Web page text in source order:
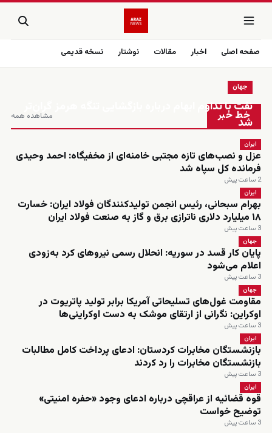
صفحه اصلی اخبار مقالات نوشتار نسخه قدیمی
زنده
خط خبر مشاهده همه
جهان
نفت با تداوم ابهام درباره بازگشایی تنگه هرمز گران‌تر
شد
ایران
عزل و نصب‌های تازه مجتبی خامنه‌ای از مخفیگاه: احمد وحیدی
فرمانده کل سپاه شد
2 ساعت پیش
ایران
بهرام سبحانی، رئیس انجمن تولیدکنندگان فولاد ایران: خسارت
۱۸ میلیارد دلاری ناترازی برق و گاز به صنعت فولاد ایران
3 ساعت پیش
جهان
پایان کار قسد در سوریه: انحلال رسمی نیروهای کرد به‌زودی
اعلام می‌شود
3 ساعت پیش
جهان
مقاومت غول‌های تسلیحاتی آمریکا برابر تولید پاتریوت در
اوکراین: نگرانی از ارتقای موشک به دست اوکراینی‌ها
3 ساعت پیش
ایران
بازنشستگان مخابرات کردستان: ادعای پرداخت کامل مطالبات
بازنشستگان مخابرات را رد کردند
3 ساعت پیش
ایران
قوه قضائیه از عراقچی درباره ادعای وجود «حفره امنیتی»
توضیح خواست
3 ساعت پیش